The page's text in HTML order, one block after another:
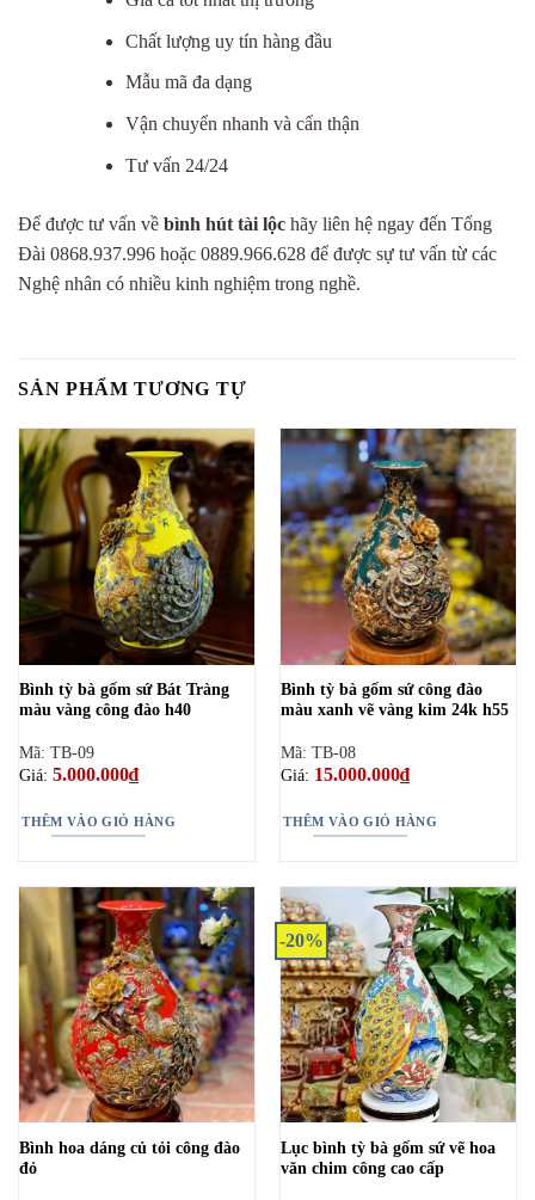
Chất lượng uy tín hàng đầu
Mẫu mã đa dạng
Vận chuyển nhanh và cẩn thận
Tư vấn 24/24
Để được tư vấn về bình hút tài lộc hãy liên hệ ngay đến Tổng
Đài 0868.937.996 hoặc 0889.966.628 để được sự tư vấn từ các
Nghệ nhân có nhiều kinh nghiệm trong nghề.
SẢN PHẨM TƯƠNG TỰ
Bình tỳ bà gốm sứ Bát Tràng
màu vàng công đào h40
Mã: TB-09
Giá: 5.000.000₫
THÊM VÀO GIỎ HÀNG
Bình tỳ bà gốm sứ công đào
màu xanh vẽ vàng kim 24k h55
Mã: TB-08
Giá: 15.000.000₫
THÊM VÀO GIỎ HÀNG
Bình hoa dáng củ tỏi công đào
đỏ
-20%
Lục bình tỳ bà gốm sứ vẽ hoa
văn chim công cao cấp